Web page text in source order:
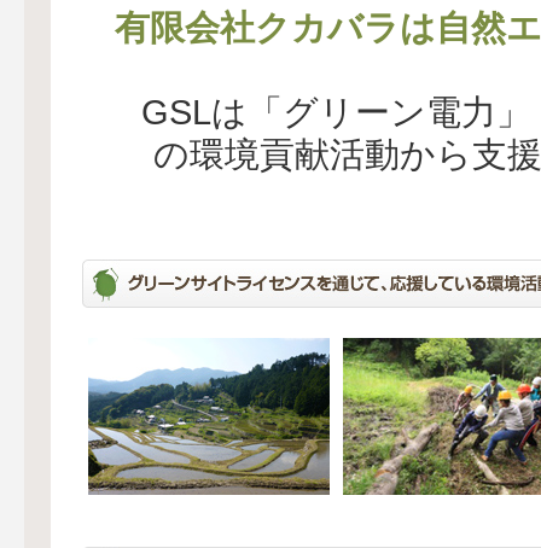
有限会社クカバラは自然
GSLは「グリーン電力
の環境貢献活動から支